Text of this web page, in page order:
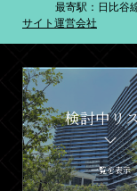
最寄駅：日比谷
サイト運営会社
検討中リ
一覧を表示